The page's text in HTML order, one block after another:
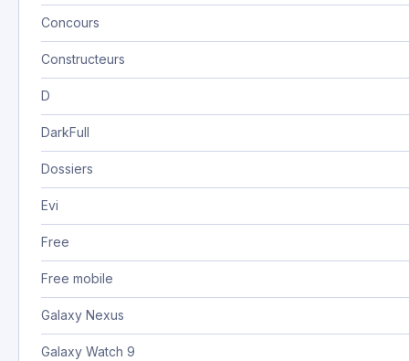
Concours
Constructeurs
D
DarkFull
Dossiers
Evi
Free
Free mobile
Galaxy Nexus
Galaxy Watch 9